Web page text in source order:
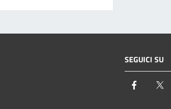
SEGUICI SU
Facebook